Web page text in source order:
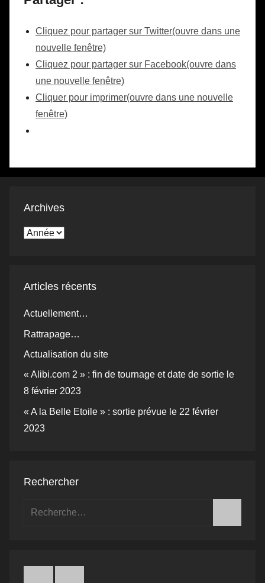
Cliquez pour partager sur Twitter(ouvre dans une
nouvelle fenêtre)
Cliquez pour partager sur Facebook(ouvre dans
une nouvelle fenêtre)
Cliquer pour imprimer(ouvre dans une nouvelle
fenêtre)
Archives
Articles récents
Actuellement…
Rattrapage…
Actualisation du site
« Alibi.com 2 » : fin de tournage et date de sortie le
8 février 2023
« A la Belle Etoile » : sortie prévue le 22 février
2023
Rechercher